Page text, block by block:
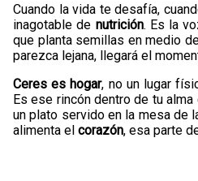
Cuando la vida te desafía,
inagotable de nutrición. Es la
que planta semillas en medio
parezca lejana, llegará el
Ceres es hogar, no un lugar
Es ese rincón dentro de tu
un plato servido en la mesa de
alimenta el corazón, esa parte